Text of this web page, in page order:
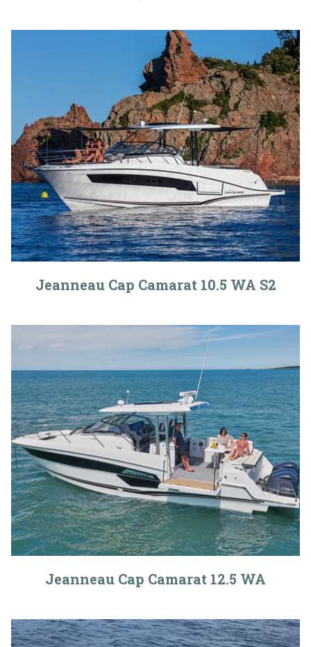
Jeanneau Cap Camarat 10.5 WA S2
Jeanneau Cap Camarat 12.5 WA